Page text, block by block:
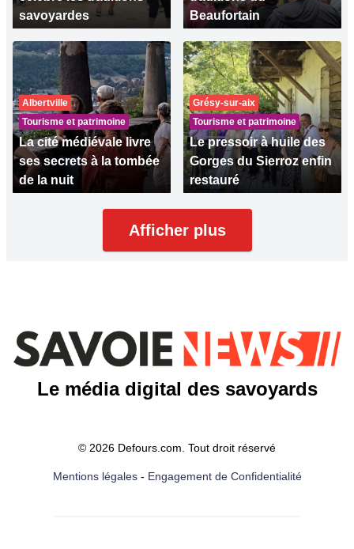
savoyardes
Beaufortain
Albertville
Tourisme et patrimoine
La cité médiévale livre
ses secrets à la tombée
de la nuit
Grésy-sur-aix
Tourisme et patrimoine
Le pressoir à huile des
Gorges du Sierroz enfin
restauré
Afficher plus
Le média digital des savoyards
© 2026 Defours.com. Tout droit réservé
Mentions légales- Engagement de Confidentialité